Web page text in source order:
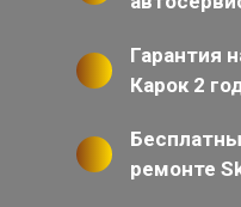
Гарантия
Карок 2
ремонте